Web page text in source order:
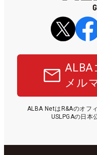
ALBA
メル
ALBA NetはR&Aのオフ
USLPGAの日本